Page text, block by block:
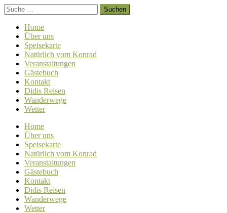
Home
Über uns
Speisekarte
Natürlich vom Konrad
Veranstaltungen
Gästebuch
Kontakt
Didis Reisen
Wanderwege
Wetter
Home
Über uns
Speisekarte
Natürlich vom Konrad
Veranstaltungen
Gästebuch
Kontakt
Didis Reisen
Wanderwege
Wetter